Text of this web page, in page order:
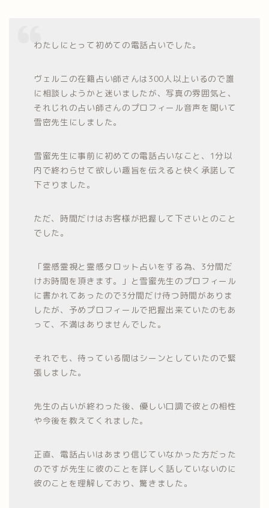
わたしにとって初めての電話占いでした。
ヴェルニの在籍占い師さんは300人以上いるので誰
に相談しようかと迷いましたが、写真の雰囲気と、
それじれの占い師さんのプロフィール音声を聞いて
雪密先生にしました。
雪蜜先生に事前に初めての電話占いなこと、1分以
内で終わらせて欲しい趣旨を伝えると快く承諾して
下さりました。
ただ、時間だけはお客様が把握して下さいとのこと
でした。
「霊感霊視と霊感タロット占いをする為、3分間だ
けお時間を頂きます。」と雪蜜先生のプロフィール
に書かれてあったので3分間だけ待つ時間がありま
したが、予めプロフィールで把握出来ていたのもあ
って、不満はありませんでした。
それでも、待っている間はシーンとしていたので緊
張しました。
先生の占いが終わった後、優しい口調で彼との相性
や今後を教えてくれました。
正直、電話占いはあまり信じていなかった方だった
のですが先生に彼のことを詳しく話していないのに
彼のことを理解しており、驚きました。